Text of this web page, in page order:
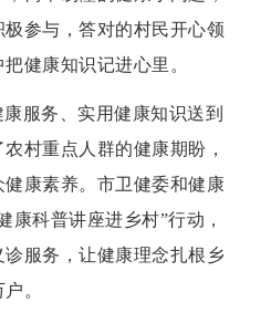
参与，答对的村民开心领
健康知识记进心里。
服务、实用健康知识送到
村重点人群的健康期盼，
康素养。市卫健委和健康
康科普讲座进乡村”行动，
服务，让健康理念扎根乡
。